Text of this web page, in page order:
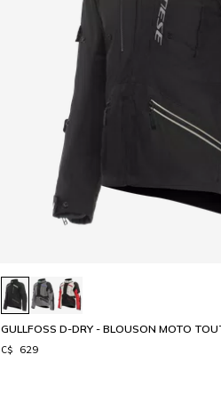
GULLFOSS D-DRY - BLOUSON MOTO
C$ 629